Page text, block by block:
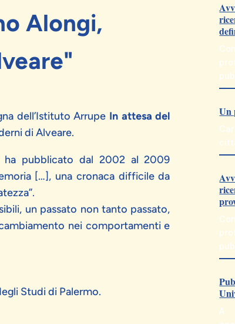
Alongi,
dell’Istituto Arrupe In attesa del
di Alveare.
ha pubblicato dal 2002 al 2009
[…], una cronaca difficile da
un passato non tanto passato,
nei comportamenti e
Studi di Palermo.
Un
A